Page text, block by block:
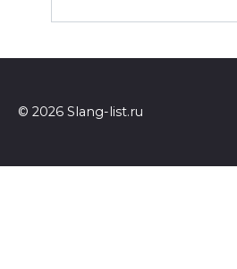
© 2026 Slang-list.ru